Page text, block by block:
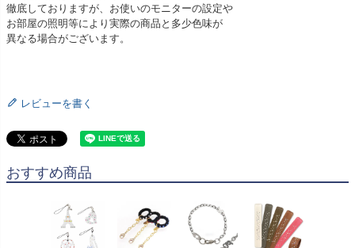
徹底しておりますが、お使いのモニターの設定や
お部屋の照明等により実際の商品と多少色味が
異なる場合がございます。
レビューを書く
おすすめ商品